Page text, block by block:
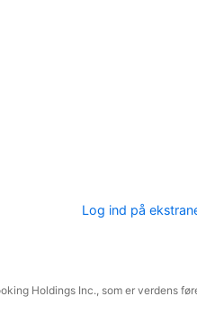
Log ind på
Holdings Inc., som er verdens